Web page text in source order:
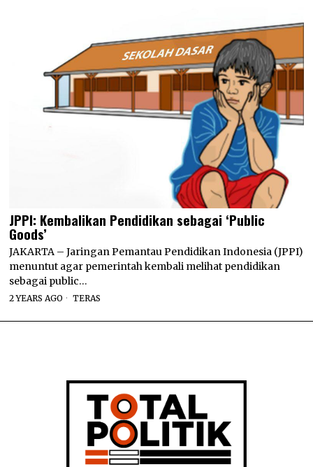
JPPI: Kembalikan Pendidikan sebagai ‘Public
Goods’
JAKARTA – Jaringan Pemantau Pendidikan Indonesia (JPPI)
menuntut agar pemerintah kembali melihat pendidikan
sebagai public…
2 YEARS AGO TERAS